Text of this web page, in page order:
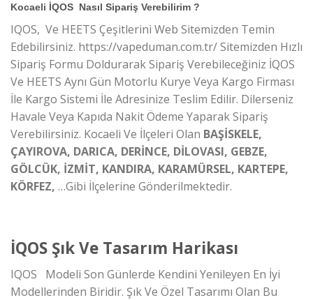
Kocaeli İQOS Nasıl Sipariş Verebilirim ?
IQOS, Ve HEETS Çeşitlerini Web Sitemizden Temin
Edebilirsiniz. https://vapeduman.com.tr/ Sitemizden Hızlı
Sipariş Formu Doldurarak Sipariş Verebileceğiniz İQOS
Ve HEETS Aynı Gün Motorlu Kurye Veya Kargo Firması
İle Kargo Sistemi İle Adresinize Teslim Edilir. Dilerseniz
Havale Veya Kapıda Nakit Ödeme Yaparak Sipariş
Verebilirsiniz. Kocaeli Ve İlçeleri Olan BAŞİSKELE,
ÇAYIROVA, DARICA, DERİNCE, DİLOVASI, GEBZE,
GÖLCÜK, İZMİT, KANDIRA, KARAMÜRSEL, KARTEPE,
KÖRFEZ, …Gibi İlçelerine Gönderilmektedir.
İQOS Şık Ve Tasarım Harikası
IQOS Modeli Son Günlerde Kendini Yenileyen En İyi
Modellerinden Biridir. Şık Ve Özel Tasarımı Olan Bu